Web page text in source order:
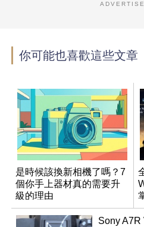
你可能也喜歡這些文章
是時候該換新相機了嗎？7
個你手上器材真的需要升
級的理由
Sony A7R